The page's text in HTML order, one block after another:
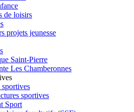
de loisirs
projets jeunesse
Saint-Pierre
Les Chamberonnes
sportives
sportives
Sport